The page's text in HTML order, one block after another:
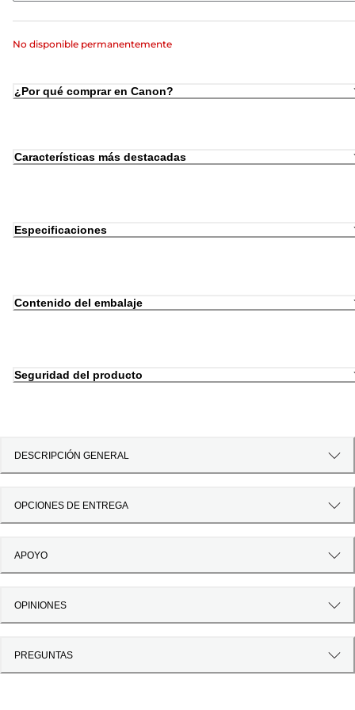
No disponible permanentemente
¿Por qué comprar en Canon?
Características más destacadas
Especificaciones
Contenido del embalaje
Seguridad del producto
DESCRIPCIÓN GENERAL
OPCIONES DE ENTREGA
APOYO
OPINIONES
PREGUNTAS